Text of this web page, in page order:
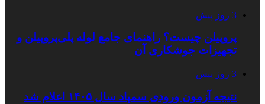
3 روز پیش
پروپیلن چیست؟ راهنمای جامع لوله پلی‌پروپیلن و
تجهیزات جوشکاری آن
3 روز پیش
نتیجه آزمون ورودی سمپاد سال ۱۴۰۵ اعلام شد